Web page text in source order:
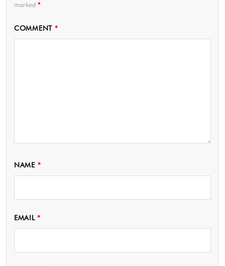
marked *
COMMENT *
NAME *
EMAIL*